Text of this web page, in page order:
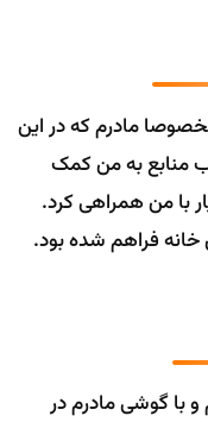
مادرم که در این
منابع به من کمک
با من همراهی کرد.
خانه فراهم شده بود.
با گوشی مادرم در